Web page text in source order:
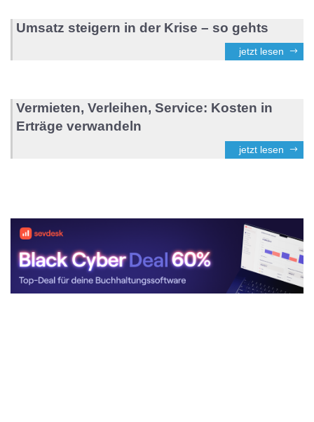
Umsatz steigern in der Krise – so gehts
jetzt lesen
Vermieten, Verleihen, Service: Kosten in
Erträge verwandeln
jetzt lesen